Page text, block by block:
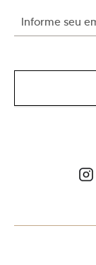
r
s